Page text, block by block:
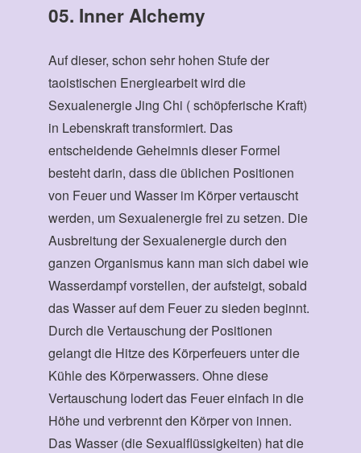
05. Inner Alchemy
Auf dieser, schon sehr hohen Stufe der
taoistischen Energiearbeit wird die
Sexualenergie Jing Chi ( schöpferische Kraft)
in Lebenskraft transformiert. Das
entscheidende Geheimnis dieser Formel
besteht darin, dass die üblichen Positionen
von Feuer und Wasser im Körper vertauscht
werden, um Sexualenergie frei zu setzen. Die
Ausbreitung der Sexualenergie durch den
ganzen Organismus kann man sich dabei wie
Wasserdampf vorstellen, der aufsteigt, sobald
das Wasser auf dem Feuer zu sieden beginnt.
Durch die Vertauschung der Positionen
gelangt die Hitze des Körperfeuers unter die
Kühle des Körperwassers. Ohne diese
Vertauschung lodert das Feuer einfach in die
Höhe und verbrennt den Körper von innen.
Das Wasser (die Sexualflüssigkeiten) hat die